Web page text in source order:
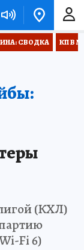
СВОДКА КП В
(КХЛ)
Fi 6)